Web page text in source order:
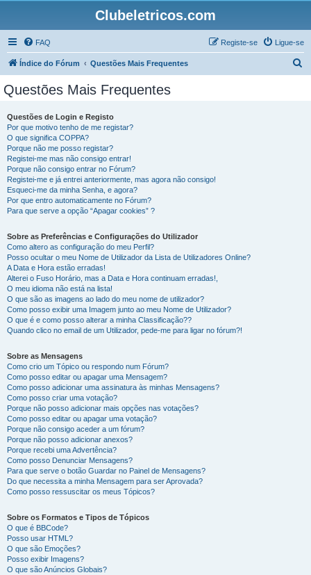
Clubeletricos.com
FAQ Ligue-se
Registe-se
Índice do Fórum Questões Mais Frequentes
Questões Mais Frequentes
Questões de Login e Registo
Por que motivo tenho de me registar?
O que significa COPPA?
Porque não me posso registar?
Registei-me mas não consigo entrar!
Porque não consigo entrar no Fórum?
Registei-me e já entrei anteriormente, mas agora não consigo!
Esqueci-me da minha Senha, e agora?
Por que entro automaticamente no Fórum?
Para que serve a opção “Apagar cookies” ?
Sobre as Preferências e Configurações do Utilizador
Como altero as configuração do meu Perfil?
Posso ocultar o meu Nome de Utilizador da Lista de Utilizadores Online?
A Data e Hora estão erradas!
Alterei o Fuso Horário, mas a Data e Hora continuam erradas!,
O meu idioma não está na lista!
O que são as imagens ao lado do meu nome de utilizador?
Como posso exibir uma Imagem junto ao meu Nome de Utilizador?
O que é e como posso alterar a minha Classificação??
Quando clico no email de um Utilizador, pede-me para ligar no fórum?!
Sobre as Mensagens
Como crio um Tópico ou respondo num Fórum?
Como posso editar ou apagar uma Mensagem?
Como posso adicionar uma assinatura às minhas Mensagens?
Como posso criar uma votação?
Porque não posso adicionar mais opções nas votações?
Como posso editar ou apagar uma votação?
Porque não consigo aceder a um fórum?
Porque não posso adicionar anexos?
Porque recebi uma Advertência?
Como posso Denunciar Mensagens?
Para que serve o botão Guardar no Painel de Mensagens?
Do que necessita a minha Mensagem para ser Aprovada?
Como posso ressuscitar os meus Tópicos?
Sobre os Formatos e Tipos de Tópicos
O que é BBCode?
Posso usar HTML?
O que são Emoções?
Posso exibir Imagens?
O que são Anúncios Globais?